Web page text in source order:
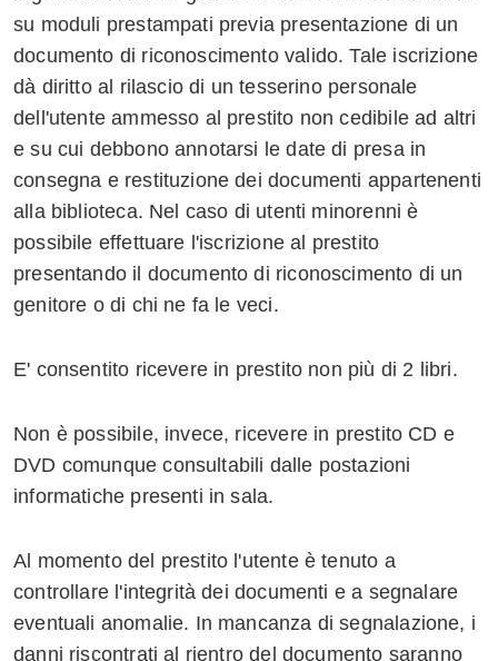
Facebook
su
Whatsapp
su moduli prestampati previa presentazione di un
documento di riconoscimento valido. Tale iscrizione
dà diritto al rilascio di un tesserino personale
dell'utente ammesso al prestito non cedibile ad altri
e su cui debbono annotarsi le date di presa in
consegna e restituzione dei documenti appartenenti
alla biblioteca. Nel caso di utenti minorenni è
possibile effettuare l'iscrizione al prestito
presentando il documento di riconoscimento di un
genitore o di chi ne fa le veci.
E' consentito ricevere in prestito non più di 2 libri.
Non è possibile, invece, ricevere in prestito CD e
DVD comunque consultabili dalle postazioni
informatiche presenti in sala.
Al momento del prestito l'utente è tenuto a
controllare l'integrità dei documenti e a segnalare
eventuali anomalie. In mancanza di segnalazione, i
danni riscontrati al rientro del documento saranno